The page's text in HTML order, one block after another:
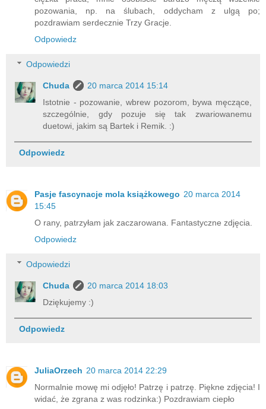
pozowania, np. na ślubach, oddycham z ulgą po;
pozdrawiam serdecznie Trzy Gracje.
Odpowiedz
Odpowiedzi
Chuda
20 marca 2014 15:14
Istotnie - pozowanie, wbrew pozorom, bywa męczące,
szczególnie, gdy pozuje się tak zwariowanemu
duetowi, jakim są Bartek i Remik. :)
Odpowiedz
Pasje fascynacje mola książkowego 20 marca 2014
15:45
O rany, patrzyłam jak zaczarowana. Fantastyczne zdjęcia.
Odpowiedz
Odpowiedzi
Chuda
20 marca 2014 18:03
Dziękujemy :)
Odpowiedz
JuliaOrzech 20 marca 2014 22:29
Normalnie mowę mi odjęło! Patrzę i patrzę. Piękne zdjęcia! I
widać, że zgrana z was rodzinka:) Pozdrawiam ciepło